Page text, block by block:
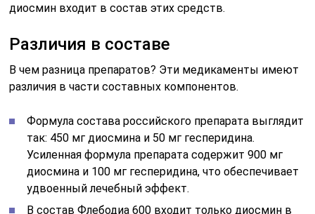
диосмин входит в состав этих средств.
Различия в составе
В чем разница препаратов? Эти медикаменты имеют
различия в части составных компонентов.
Формула состава российского препарата выглядит
так: 450 мг диосмина и 50 мг гесперидина.
Усиленная формула препарата содержит 900 мг
диосмина и 100 мг гесперидина, что обеспечивает
удвоенный лечебный эффект.
В состав Флебодиа 600 входит только диосмин в